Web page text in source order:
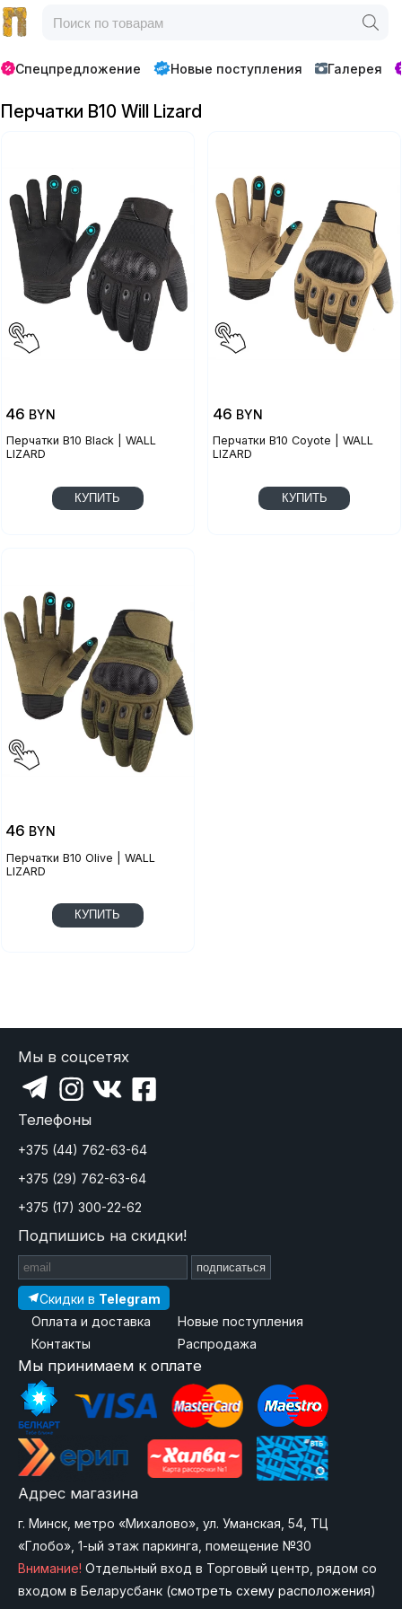
Спецпредложение Новые поступления Галерея
Перчатки B10 Will Lizard
Перчатки B10 Black | WALL
LIZARD
46 BYN
КУПИТЬ
Перчатки B10 Coyote | WALL
LIZARD
46 BYN
КУПИТЬ
Перчатки B10 Olive | WALL
LIZARD
46 BYN
КУПИТЬ
Мы в соцсетях
Телефоны
+375 (44) 762-63-64
+375 (29) 762-63-64
+375 (17) 300-22-62
Подпишись на скидки!
подписаться
Скидки в Telegram
Оплата и доставка
Контакты
Новые поступления
Распродажа
Мы принимаем к оплате
Адрес магазина
г. Минск, метро «Михалово», ул. Уманская, 54, ТЦ
«Глобо», 1-ый этаж паркинга, помещение №30
Внимание! Отдельный вход в Торговый центр, рядом со
входом в Беларусбанк (смотреть схему расположения)